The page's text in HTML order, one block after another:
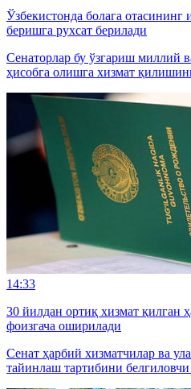
Ўзбекистонда болага
беришга рухсат берилади
Сенаторлар бу ўзгариш миллий
ҳисобга олишга хизмат
14:33
30 йилдан ортиқ хизмат қилган
фоизгача оширилади
Сенат ҳарбий хизматчилар ва
тайинлаш тартибини